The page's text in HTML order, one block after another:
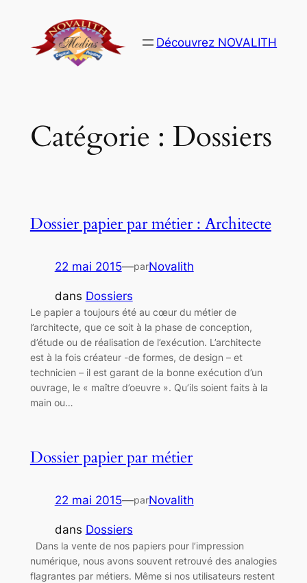
contenu
Découvrez NOVALITH
Catégorie : Dossiers
Dossier papier par métier : Architecte
22 mai 2015—parNovalith
dans Dossiers
Le papier a toujours été au cœur du métier de
l’architecte, que ce soit à la phase de conception,
d’étude ou de réalisation de l’exécution. L’architecte
est à la fois créateur -de formes, de design – et
technicien – il est garant de la bonne exécution d’un
ouvrage, le « maître d’oeuvre ». Qu’ils soient faits à la
main ou…
Dossier papier par métier
22 mai 2015—parNovalith
dans Dossiers
Dans la vente de nos papiers pour l’impression
numérique, nous avons souvent retrouvé des analogies
flagrantes par métiers. Même si nos utilisateurs restent